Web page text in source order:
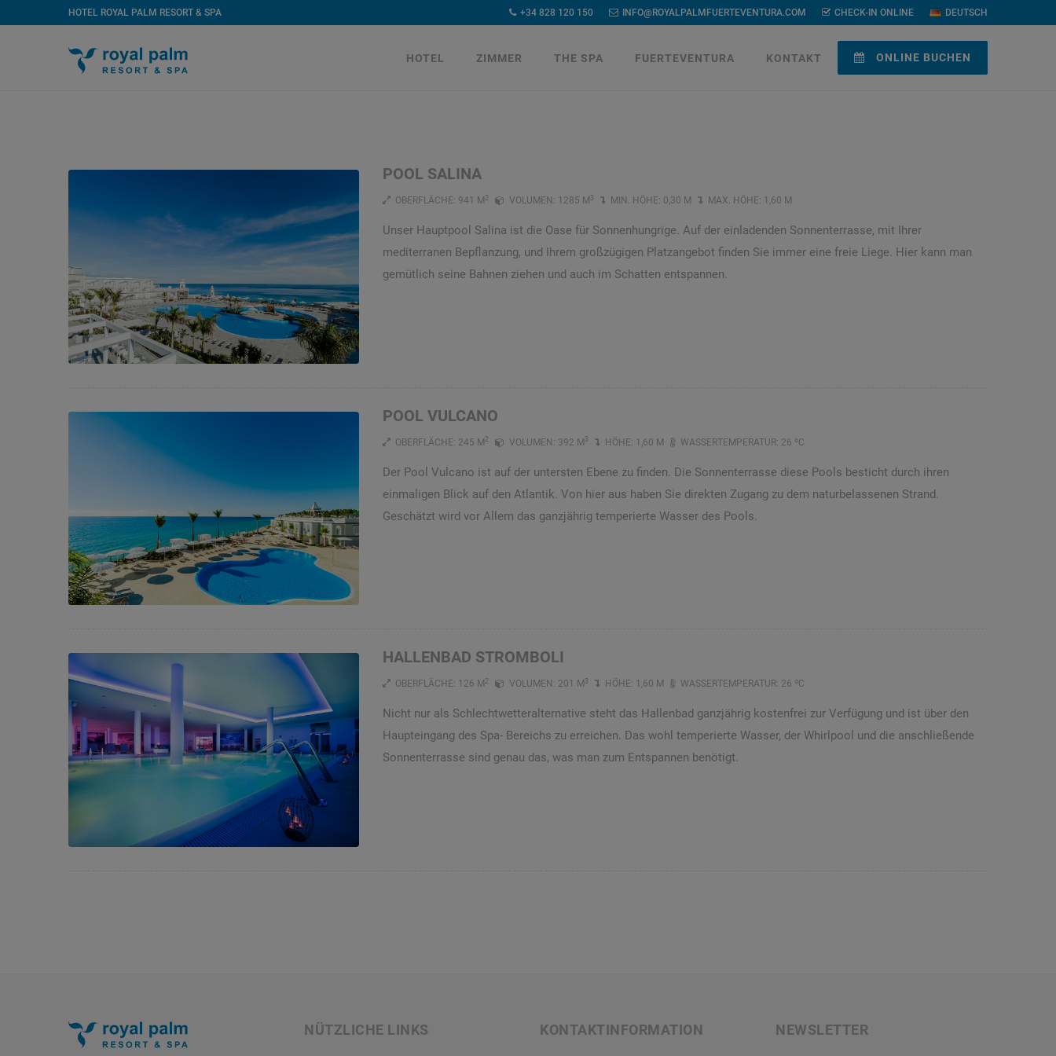
HOTEL ROYAL PALM RESORT & SPA +34 828 120 150 INFO@ROYALPALMFUERTEVENTURA.COM CHECK-IN ONLINE DEUTSCH
HOTEL ZIMMER THE SPA FUERTEVENTURA KONTAKT ONLINE BUCHEN
POOL SALINA
OBERFLÄCHE: 941 M 2 VOLUMEN: 1285 M 3 MIN. HÖHE: 0,30 M MAX. HÖHE: 1,60 M
Unser Hauptpool Salina ist die Oase für Sonnenhungrige. Auf der einladenden Sonnenterrasse, mit Ihrer
mediterranen Bepflanzung, und Ihrem großzügigen Platzangebot finden Sie immer eine freie Liege. Hier kann man
gemütlich seine Bahnen ziehen und auch im Schatten entspannen.
POOL VULCANO
OBERFLÄCHE: 245 M 2 VOLUMEN: 392 M 3 HÖHE: 1,60 M WASSERTEMPERATUR: 26 ºC
Der Pool Vulcano ist auf der untersten Ebene zu finden. Die Sonnenterrasse diese Pools besticht durch ihren
einmaligen Blick auf den Atlantik. Von hier aus haben Sie direkten Zugang zu dem naturbelassenen Strand.
Geschätzt wird vor Allem das ganzjährig temperierte Wasser des Pools.
HALLENBAD STROMBOLI
OBERFLÄCHE: 126 M 2 VOLUMEN: 201 M 3 HÖHE: 1,60 M WASSERTEMPERATUR: 26 ºC
Nicht nur als Schlechtwetteralternative steht das Hallenbad ganzjährig kostenfrei zur Verfügung und ist über den
Haupteingang des Spa- Bereichs zu erreichen. Das wohl temperierte Wasser, der Whirlpool und die anschließende
Sonnenterrasse sind genau das, was man zum Entspannen benötigt.
NÜTZLICHE LINKS KONTAKTINFORMATION NEWSLETTER